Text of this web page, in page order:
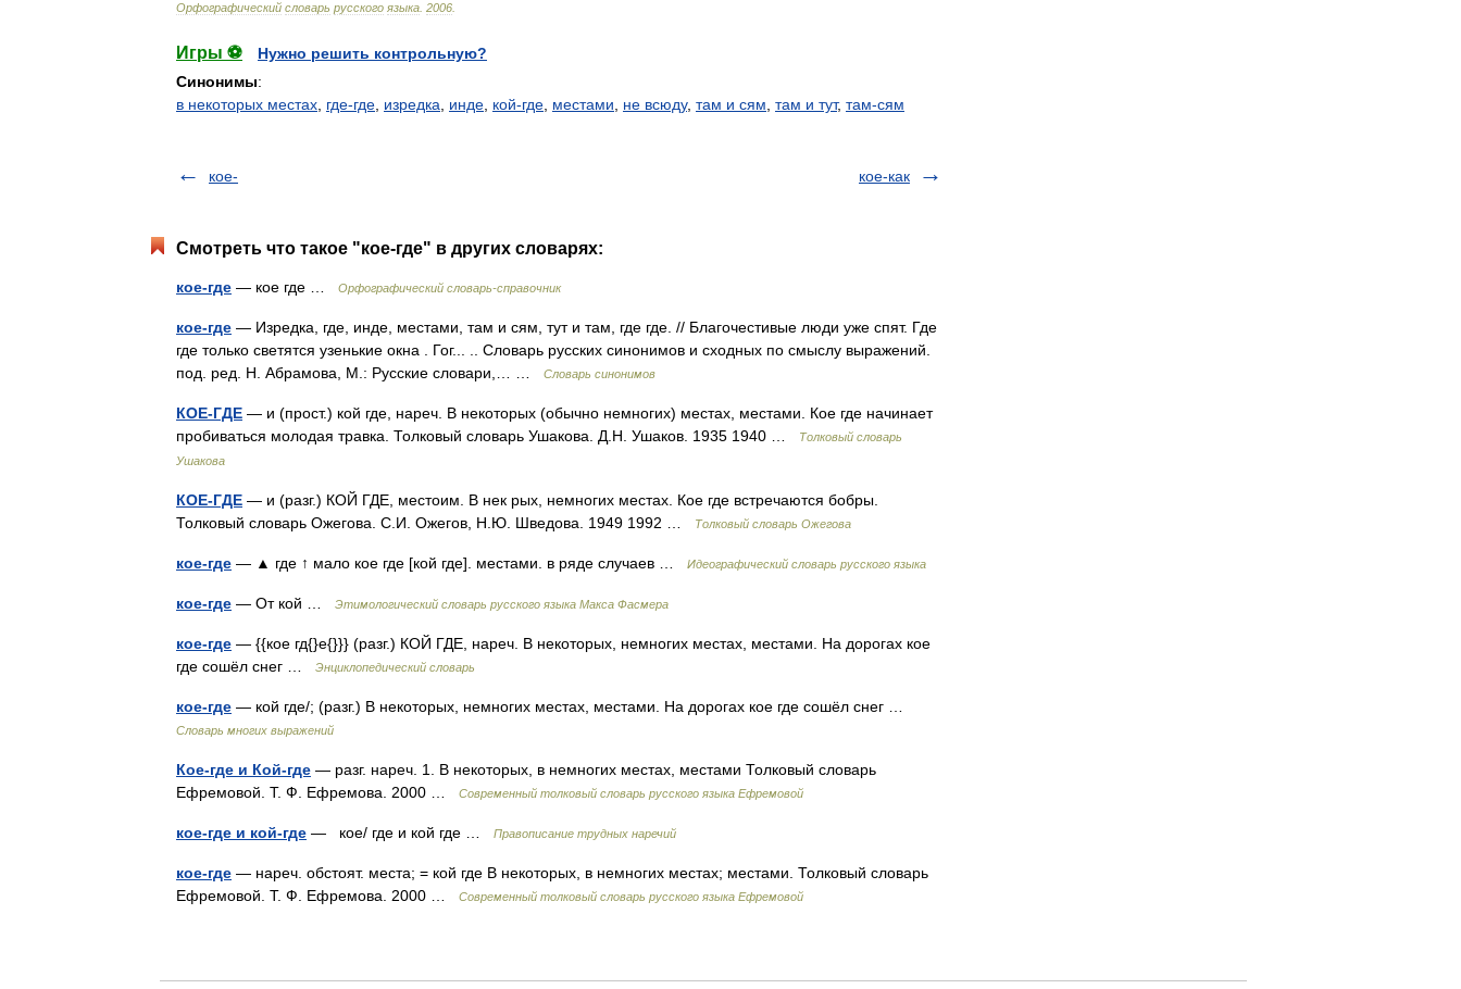
Орфографический словарь русского языка 2006
Игры ⚽
Нужно решить контрольную?
Синонимы:
в некоторых местах где-где изредка инде кой-где местами не всюду, там и сям там и тут, там-сям
кое- кое-как
Смотреть что такое "кое-где" в других словарях:
кое-где — кое где … Орфографический словарь-справочник
кое-где — Изредка, где, инде, местами, там и сям, тут и там, где где. // Благочестивые люди уже спят. Где
где только светятся узенькие окна . Гог... .. Словарь русских синонимов и сходных по смыслу выражений.
под. ред. Н. Абрамова, М.: Русские словари,… …
Словарь синонимов
КОЕ-ГДЕ — и (прост.) кой где, нареч. В некоторых (обычно немногих) местах, местами. Кое где начинает
пробиваться молодая травка. Толковый словарь Ушакова. Д.Н. Ушаков. 1935 1940 …
Толковый словарь
Ушакова
КОЕ-ГДЕ — и (разг.) КОЙ ГДЕ, местоим. В нек рых, немногих местах. Кое где встречаются бобры.
Толковый словарь Ожегова. С.И. Ожегов, Н.Ю. Шведова. 1949 1992 …
Толковый словарь Ожегова
кое-где — ▲ где ↑ мало кое где [кой где]. местами. в ряде случаев … Идеографический словарь русского языка
кое-где — От кой … Этимологический словарь русского языка Макса Фасмера
кое-где — {{кое гд{}е{}}} (разг.) КОЙ ГДЕ, нареч. В некоторых, немногих местах, местами. На дорогах кое
где сошёл снег …
Энциклопедический словарь
кое-где — кой где/; (разг.) В некоторых, немногих местах, местами. На дорогах кое где сошёл снег …
Словарь многих выражений
Кое-где и Кой-где — разг. нареч. 1. В некоторых, в немногих местах, местами Толковый словарь
Ефремовой. Т. Ф. Ефремова. 2000 …
Современный толковый словарь русского языка Ефремовой
кое-где и кой-где — кое/ где и кой где … Правописание трудных наречий
кое-где — нареч. обстоят. места; = кой где В некоторых, в немногих местах; местами. Толковый словарь
Ефремовой. Т. Ф. Ефремова. 2000 …
Современный толковый словарь русского языка Ефремовой